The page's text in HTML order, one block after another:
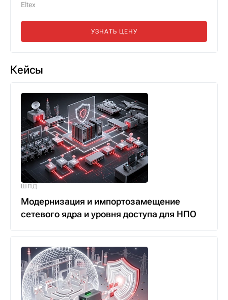
Eltex
УЗНАТЬ ЦЕНУ
Кейсы
ШПД
Модернизация и импортозамещение
сетевого ядра и уровня доступа для НПО